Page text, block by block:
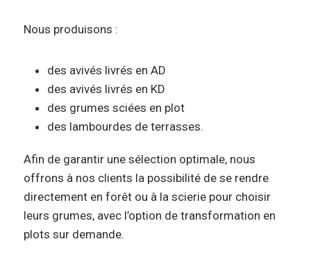
Nous produisons :
des avivés livrés en AD
des avivés livrés en KD
des grumes sciées en plot
des lambourdes de terrasses.
Afin de garantir une sélection optimale, nous
offrons à nos clients la possibilité de se rendre
directement en forêt ou à la scierie pour choisir
leurs grumes, avec l’option de transformation en
plots sur demande.